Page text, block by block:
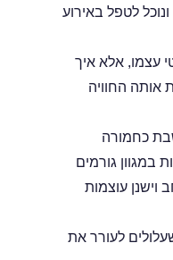
לטפל באירוע
עצמו, אלא איך
אותה החוויה
כחמורה
במגוון גורמים
וישנן עוצמות
לעורר את